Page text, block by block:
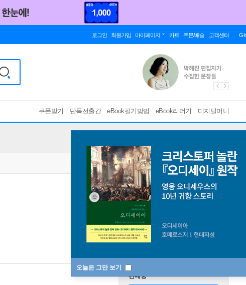
로그인 회원가입 마이페이지 카트 주문/배송 고객센터
쿠폰받기 단독선출간 eBook필기방법 eBook리더기 디지털머니
오늘은 그만 보기
판매중